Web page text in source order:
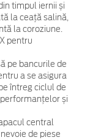
timpul iernii și
la ceață salină,
la coroziune.
pentru
pe bancurile de
a se asigura
întreg ciclul de
și
central
de piese